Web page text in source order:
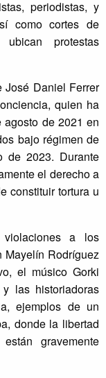
periodistas, y
como cortes de
protestas
José Daniel Ferrer
quien ha
de 2021 en
bajo régimen de
de 2023. Durante
el derecho a
constituir tortura u
violaciones a los
Mayelín Rodríguez
el músico Gorki
las historiadoras
ejemplos de un
donde la libertad
gravemente